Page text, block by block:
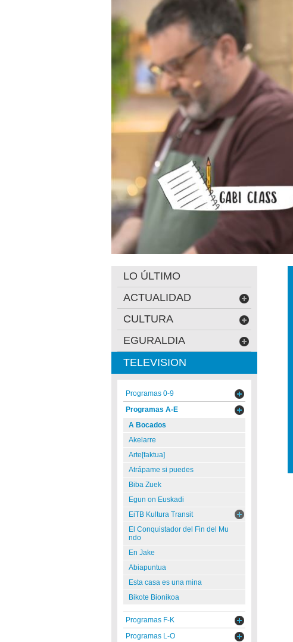
LO ÚLTIMO
ACTUALIDAD
CULTURA
EGURALDIA
TELEVISION
Programas 0-9
Programas A-E
A Bocados
Akelarre
Arte[faktua]
Atrápame si puedes
Biba Zuek
Egun on Euskadi
EiTB Kultura Transit
El Conquistador del Fin del Mu
ndo
En Jake
Abiapuntua
Esta casa es una mina
Bikote Bionikoa
Programas F-K
Programas L-O